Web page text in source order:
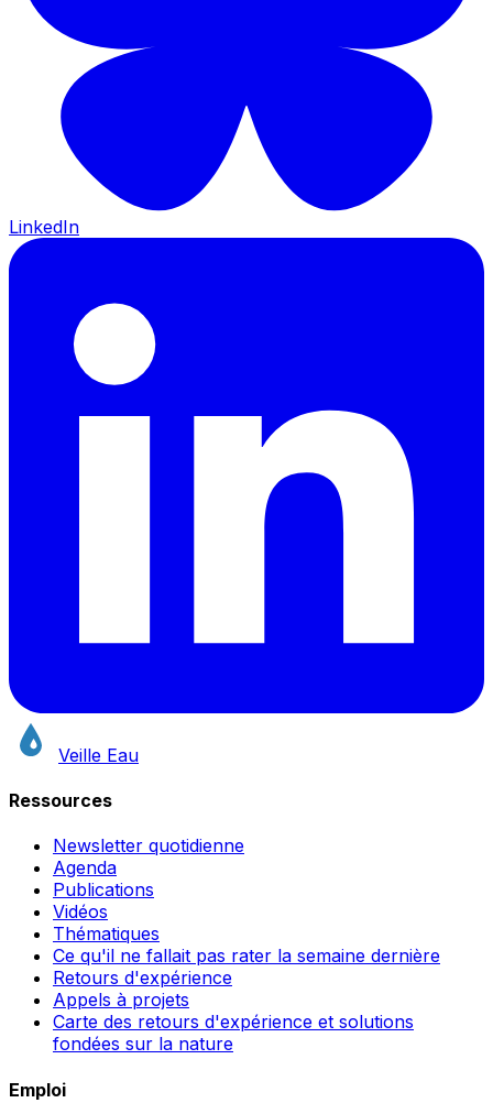
LinkedIn
Veille Eau
Ressources
Newsletter quotidienne
Agenda
Publications
Vidéos
Thématiques
Ce qu'il ne fallait pas rater la semaine dernière
Retours d'expérience
Appels à projets
Carte des retours d'expérience et solutions
fondées sur la nature
Emploi